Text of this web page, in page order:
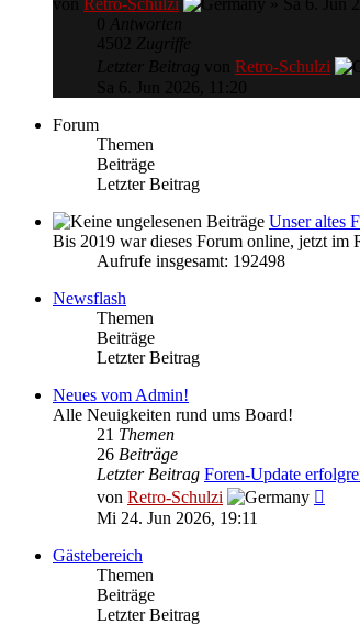
Retro-Schulzi
Forum
Themen
Beiträge
Letzter Beitrag
Unser altes
Bis 2019 war dieses Forum online, jetzt im
Aufrufe insgesamt: 192498
Newsflash
Themen
Beiträge
Letzter Beitrag
Neues vom Admin!
Alle Neuigkeiten rund ums Board!
21 Themen
26 Beiträge
Letzter Beitrag Foren-Update
von Retro-Schulzi
Mi 24. Jun 2026, 19:11
Gästebereich
Themen
Beiträge
Letzter Beitrag